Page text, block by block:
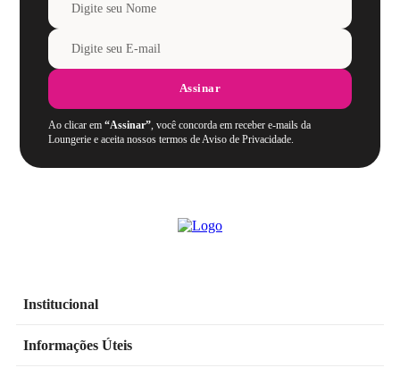
Assinar
Ao clicar em“Assinar”, você concorda em receber e-mails da
Loungerie e aceita nossos termos de Aviso de Privacidade.
Institucional
Informações Úteis